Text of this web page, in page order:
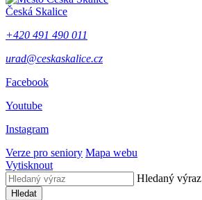
Česká Skalice
+420 491 490 011
urad@ceskaskalice.cz
Facebook
Youtube
Instagram
Verze pro seniory Mapa webu
Vytisknout
Hledaný výraz
Hledat